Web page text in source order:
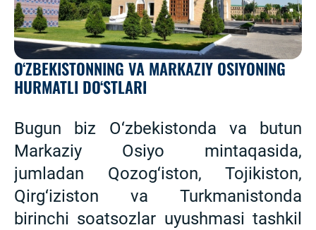
O‘ZBEKISTONNING VA MARKAZIY OSIYONING
HURMATLI DO‘STLARI
Bugun biz O‘zbekistonda va butun
Markaziy Osiyo mintaqasida,
jumladan Qozog‘iston, Tojikiston,
Qirg‘iziston va Turkmanistonda
birinchi soatsozlar uyushmasi tashkil